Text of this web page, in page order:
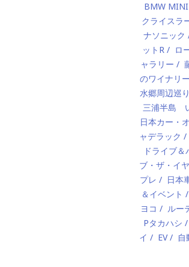
BMW MINI
クライスラ
ナソニック
ットR
ロ
ャラリー
のワイナリ
水郷周辺巡
三浦半島
日本カー・
ャデラック
ドライブ
ブ・ザ・イ
プレ
日本
＆イベント
ヨコ
ルー
Pタカハシ
イ
EV 自